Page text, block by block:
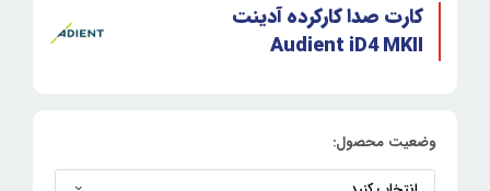
کارت صدا کارکرده آدینت
Audient iD4 MKII
وضعیت محصول: